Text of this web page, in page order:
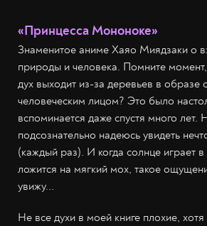
«Принцесса Мононоке»
Знаменитое аниме Хаяо Миядзаки о
природы и человека. Помните
дух выходит из-за деревьев в образе
человеческим лицом? Это было
вспоминается даже спустя много лет.
подсознательно надеюсь увидеть
(каждый раз). И когда солнце играет
ложится на мягкий мох, такое
увижу...
Не все духи в моей книге плохие,